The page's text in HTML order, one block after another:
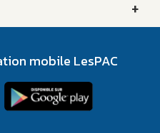
+
mobile LesPAC